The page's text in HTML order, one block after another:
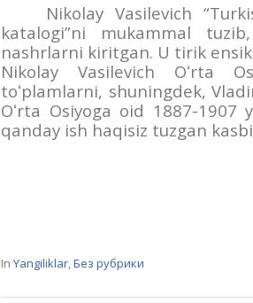
Nikolay Vasilevich
katalogi”ni mukammal
nashrlarni kiritgan. U tirik
Nikolay Vasilevich Oʻrta
toʻplamlarni, shuningdek,
Oʻrta Osiyoga oid 1887-
qanday ish haqisiz tuzgan
InYangiliklar,Без рубрики